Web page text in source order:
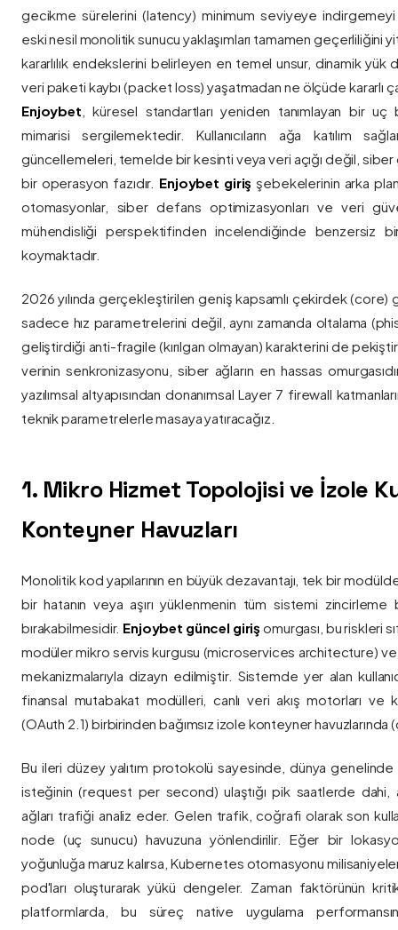
gecikme sürelerini (latency) minimum seviyeye
eski nesil monolitik sunucu yaklaşımları tamamen geçerliliğini
kararlılık endekslerini belirleyen en temel unsur, dinamik yük
veri paketi kaybı (packet loss) yaşatmadan ne ölçüde kararlı
Enjoybet , küresel standartları yeniden tanımlayan bir
mimarisi sergilemektedir. Kullanıcıların ağa katılım
güncellemeleri, temelde bir kesinti veya veri açığı değil, siber
bir operasyon fazıdır. Enjoybet giriş şebekelerinin arka
otomasyonlar, siber defans optimizasyonları ve veri
mühendisliği perspektifinden incelendiğinde benzersiz
koymaktadır.
2026 yılında gerçekleştirilen geniş kapsamlı çekirdek
sadece hız parametrelerini değil, aynı zamanda oltalama
geliştirdiği anti-fragile (kırılgan olmayan) karakterini de
verinin senkronizasyonu, siber ağların en hassas
yazılımsal altyapısından donanımsal Layer 7 firewall
teknik parametrelerle masaya yatıracağız.
1. Mikro Hizmet Topolojisi ve İzole
Konteyner Havuzları
Monolitik kod yapılarının en büyük dezavantajı, tek bir
bir hatanın veya aşırı yüklenmenin tüm sistemi zincirleme
bırakabilmesidir. Enjoybet güncel giriş omurgası, bu riskleri
modüler mikro servis kurgusu (microservices architecture)
mekanizmalarıyla dizayn edilmiştir. Sistemde yer alan
finansal mutabakat modülleri, canlı veri akış motorları ve
(OAuth 2.1) birbirinden bağımsız izole konteyner havuzlarında
Bu ileri düzey yalıtım protokolü sayesinde, dünya genelinde
isteğinin (request per second) ulaştığı pik saatlerde dahi,
ağları trafiği analiz eder. Gelen trafik, coğrafi olarak son
node (uç sunucu) havuzuna yönlendirilir. Eğer bir
yoğunluğa maruz kalırsa, Kubernetes otomasyonu
pod'ları oluşturarak yükü dengeler. Zaman faktörünün
platformlarda, bu süreç native uygulama